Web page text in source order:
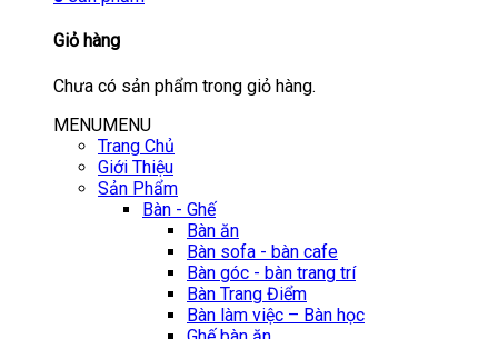
Giỏ hàng
Chưa có sản phẩm trong giỏ hàng.
MENUMENU
Trang Chủ
Giới Thiệu
Sản Phẩm
Bàn - Ghế
Bàn ăn
Bàn sofa - bàn cafe
Bàn góc - bàn trang trí
Bàn Trang Điểm
Bàn làm việc – Bàn học